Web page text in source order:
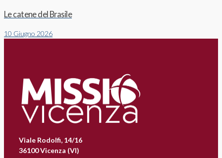
Le catene del Brasile
10 Giugno 2026
Viale Rodolfi, 14/16
36100 Vicenza (VI)